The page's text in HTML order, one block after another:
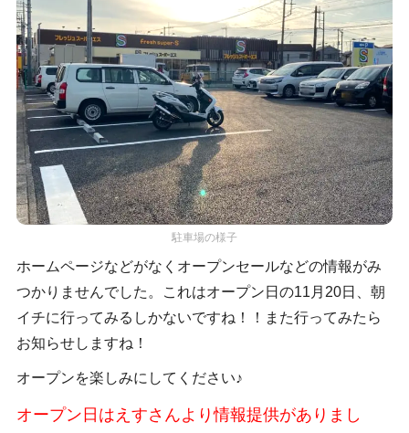
駐車場の様子
ホームページなどがなくオープンセールなどの情報がみ
つかりませんでした。これはオープン日の11月20日、朝
イチに行ってみるしかないですね！！また行ってみたら
お知らせしますね！
オープンを楽しみにしてください♪
オープン日はえすさんより情報提供がありまし